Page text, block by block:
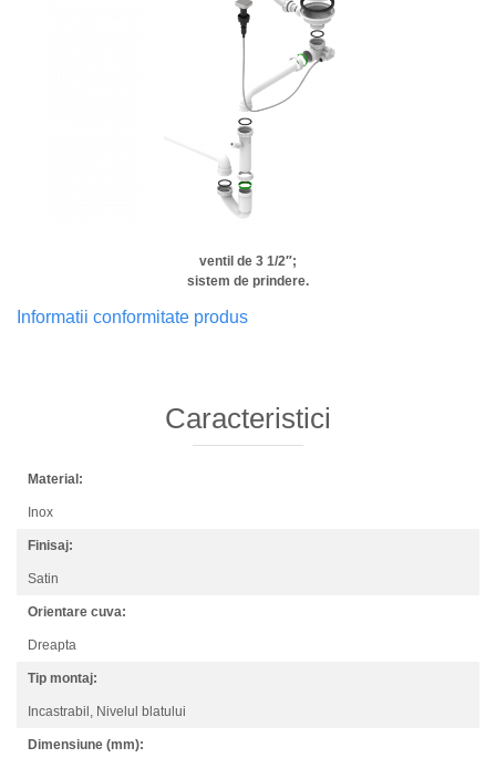
ventil de 3 1/2″;
sistem de prindere.
Informatii conformitate produs
Caracteristici
Material:
Inox
Finisaj:
Satin
Orientare cuva:
Dreapta
Tip montaj:
Incastrabil, Nivelul blatului
Dimensiune (mm):